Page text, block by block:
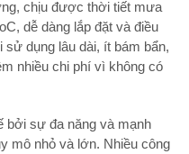
chịu được thời tiết mưa
dễ dàng lắp đặt và điều
sử dụng lâu dài, ít bám bẩn,
nhiều chi phí vì không có
bởi sự đa năng và mạnh
mô nhỏ và lớn. Nhiều công